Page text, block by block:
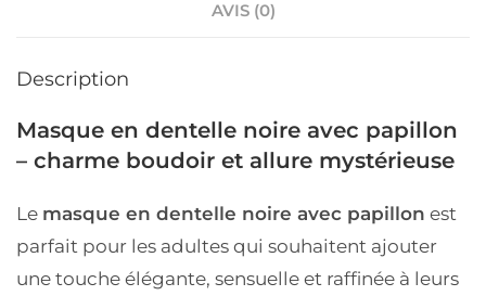
AVIS (0)
Description
Masque en dentelle noire avec papillon
– charme boudoir et allure mystérieuse
Le masque en dentelle noire avec papillon est
parfait pour les adultes qui souhaitent ajouter
une touche élégante, sensuelle et raffinée à leurs